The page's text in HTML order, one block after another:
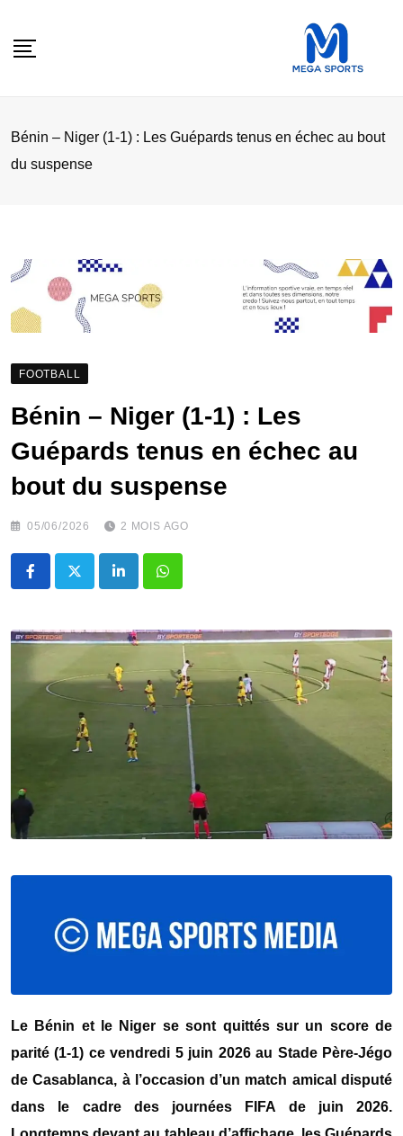
Bénin – Niger (1-1) : Les Guépards tenus en échec au bout
du suspense
FOOTBALL
Bénin – Niger (1-1) : Les
Guépards tenus en échec au
bout du suspense
05/06/2026 2 MOIS AGO
LinkedInWhatsapp
Le Bénin et le Niger se sont quittés sur un score de
parité (1-1) ce vendredi 5 juin 2026 au Stade Père-Jégo
de Casablanca, à l’occasion d’un match amical disputé
dans le cadre des journées FIFA de juin 2026.